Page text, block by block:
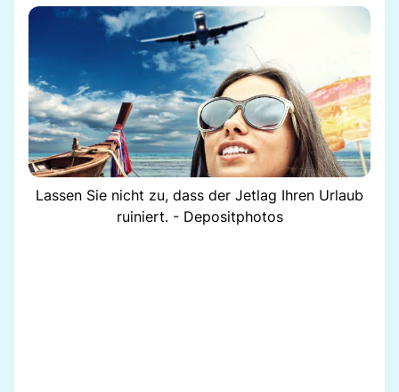
Lassen Sie nicht zu, dass der Jetlag Ihren Urlaub
ruiniert. - Depositphotos